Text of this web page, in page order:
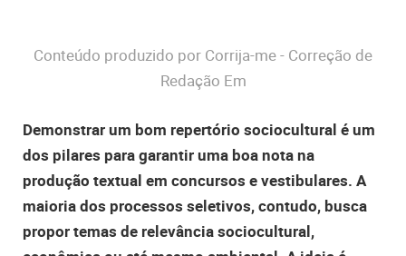
Conteúdo produzido por Corrija-me - Correção de
Redação Em
Demonstrar um bom repertório sociocultural é um
dos pilares para garantir uma boa nota na
produção textual em concursos e vestibulares. A
maioria dos processos seletivos, contudo, busca
propor temas de relevância sociocultural,